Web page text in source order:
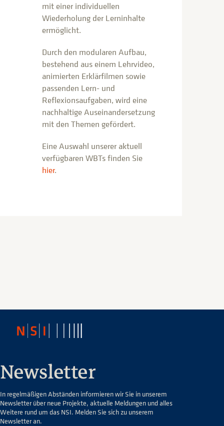
mit einer individuellen
Wiederholung der Lerninhalte
ermöglicht.
Durch den modularen Aufbau,
bestehend aus einem Lehrvideo,
animierten Erklärfilmen sowie
passenden Lern- und
Reflexionsaufgaben, wird eine
nachhaltige Auseinandersetzung
mit den Themen gefördert.
Eine Auswahl unserer aktuell
verfügbaren WBTs finden Sie
hier.
Newsletter
In regelmäßigen Abständen informieren wir Sie in unserem
Newsletter über neue Projekte, aktuelle Meldungen und alles
Weitere rund um das NSI. Melden Sie sich zu unserem
Newsletter an.